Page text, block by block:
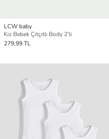
LCW baby
Kız Bebek Çıtçıtlı Body 2'li
279,99 TL